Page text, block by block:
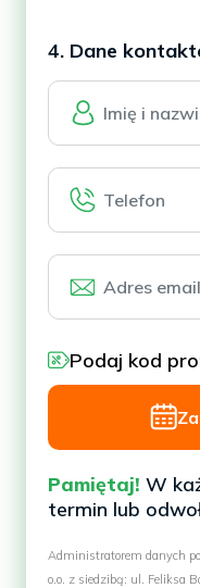
4. Dane
Podaj kod
Pamiętaj! W
termin lub
Administratorem danych
o.o. z siedzibą: ul. Feliksa